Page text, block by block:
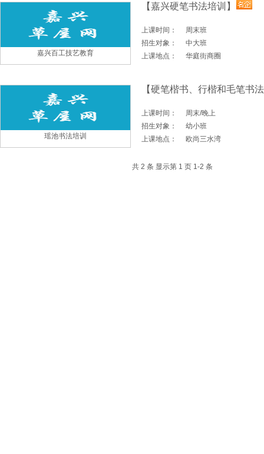
嘉兴百工技艺教育
【嘉兴硬笔书法培训】
上课时间：
周末班
招生对象：
中大班
上课地点：
华庭街商圈
瑶池书法培训
【硬笔楷书、行楷和毛笔书
上课时间：
周末/晚上
招生对象：
幼小班
上课地点：
欧尚三水湾
共 2 条 显示第 1 页 1-2 条